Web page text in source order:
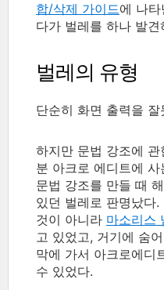
합/삭제 가이드에 나
다가 벌레를 하나 발견
벌레의 유형
단순히 화면 출력을
하지만 문법 강조에
분 아크로 에디트에
문법 강조를 만들 때
있던 벌레로 판명났다
것이 아니라 마소리스
고 있었고, 거기에 숨
막에 가서 아크로에디
수 있었다.